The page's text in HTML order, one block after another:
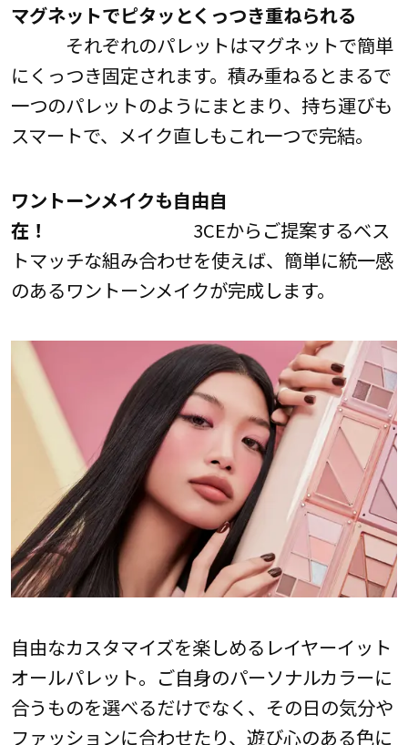
マグネットでピタッとくっつき重ねられる
それぞれのパレットはマグネットで簡単
にくっつき固定されます。積み重ねるとまるで
一つのパレットのようにまとまり、持ち運びも
スマートで、メイク直しもこれ一つで完結。
ワントーンメイクも自由自
在！
3CEからご提案するベス
トマッチな組み合わせを使えば、簡単に統一感
のあるワントーンメイクが完成します。
自由なカスタマイズを楽しめるレイヤーイット
オールパレット。ご自身のパーソナルカラーに
合うものを選べるだけでなく、その日の気分や
ファッションに合わせたり、遊び心のある色に